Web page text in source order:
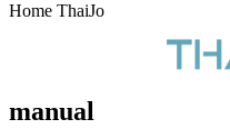
Home ThaiJo
manual